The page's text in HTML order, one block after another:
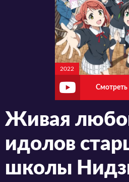
2022
Смотреть
Живая
идолов
школы